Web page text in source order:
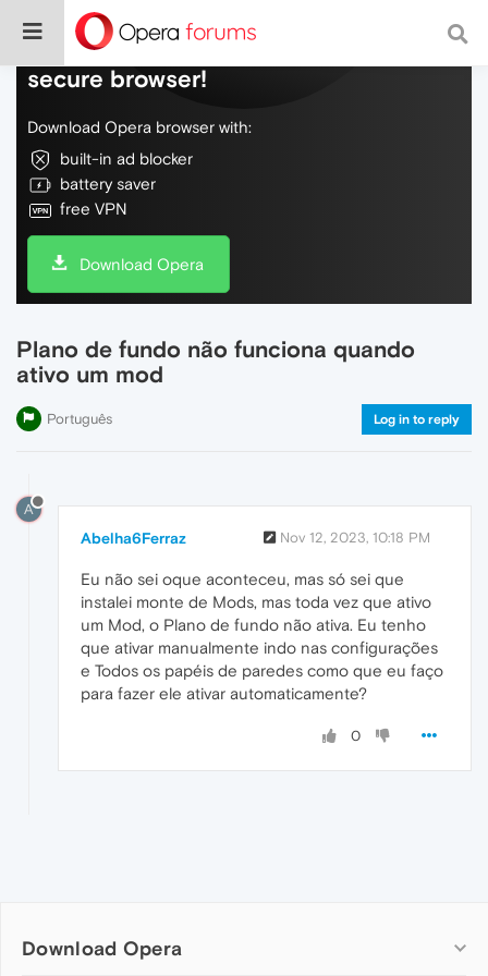
Do more on the web, with a fast and
secure browser!
Download Opera browser with:
built-in ad blocker
battery saver
free VPN
Download Opera
Plano de fundo não funciona quando
ativo um mod
Português Log in to reply
A
Abelha6Ferraz Nov 12, 2023, 10:18 PM
Eu não sei oque aconteceu, mas só sei que
instalei monte de Mods, mas toda vez que ativo
um Mod, o Plano de fundo não ativa. Eu tenho
que ativar manualmente indo nas configurações
e Todos os papéis de paredes como que eu faço
para fazer ele ativar automaticamente?
0
Download Opera